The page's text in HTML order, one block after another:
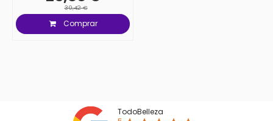
30,42 €
Comprar
TodoBelleza